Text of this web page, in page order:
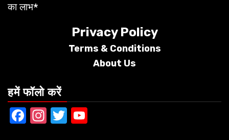
का लाभ*
Privacy Policy
Terms & Conditions
About Us
हमें फॉलो करें
Facebook
Instagram
Twitter